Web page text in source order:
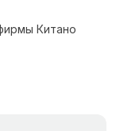
Китано